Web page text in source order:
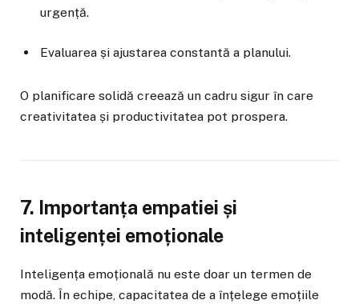
urgență.
Evaluarea și ajustarea constantă a planului.
O planificare solidă creează un cadru sigur în care
creativitatea și productivitatea pot prospera.
7. Importanța empatiei și
inteligenței emoționale
Inteligența emoțională nu este doar un termen de
modă. În echipe, capacitatea de a înțelege emoțiile